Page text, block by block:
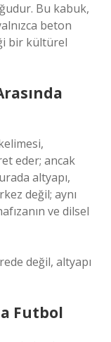
Bu kabuk,
beton
bir kültürel
eder; ancak
altyapı,
değil; aynı
ve dilsel
değil, altyapı
Futbol